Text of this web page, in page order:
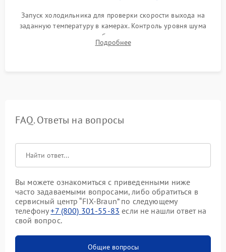
Запуск холодильника для проверки скорости выхода на
заданную температуру в камерах. Контроль уровня шума
компрессора, отсутствия обмерзания стенок и корректного
срабатывания системы автоматической оттайки.
Подробнее
FAQ. Ответы на вопросы
Вы можете ознакомиться с приведенными ниже
часто задаваемыми вопросами, либо обратиться в
сервисный центр “FIX-Braun” по следующему
телефону+7 (800) 301-55-83 если не нашли ответ на
свой вопрос.
Общие вопросы